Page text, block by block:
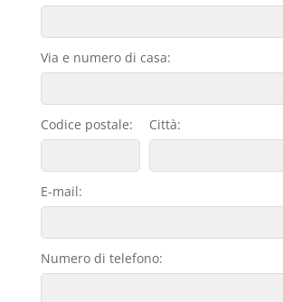
Via e numero di casa:
Codice postale: Città:
E-mail:
Numero di telefono: